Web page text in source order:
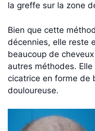
la greffe sur la zone
Bien que cette
décennies, elle reste
beaucoup de
autres méthodes.
cicatrice en forme de
douloureuse.